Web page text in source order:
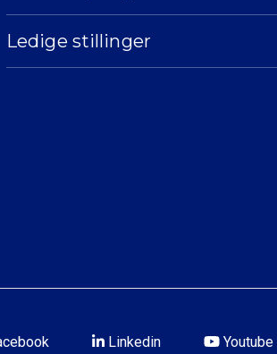
Ledige stillinger
Linkedin Youtube